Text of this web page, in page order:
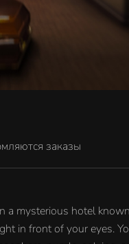
заказы
mysterious hotel
in front of your eyes.